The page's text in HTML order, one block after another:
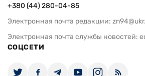
+380 (44) 280-04-85
Электронная почта редакции:
Электронная почта службы новостей:
СОЦСЕТИ